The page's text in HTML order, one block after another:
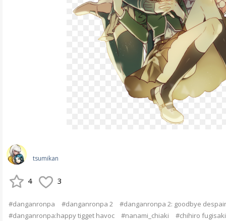
tsumikan
4 3
#danganronpa #danganronpa 2
#danganronpa 2: goodbye despair
#danganronpa:happy tigget havoc
#nanami_chiaki #chihiro fugisaki